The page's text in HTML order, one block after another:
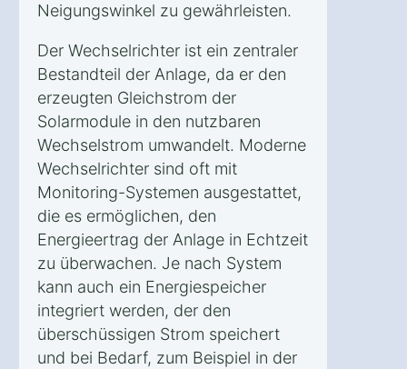
Neigungswinkel zu gewährleisten.
Der Wechselrichter ist ein zentraler
Bestandteil der Anlage, da er den
erzeugten Gleichstrom der
Solarmodule in den nutzbaren
Wechselstrom umwandelt. Moderne
Wechselrichter sind oft mit
Monitoring-Systemen ausgestattet,
die es ermöglichen, den
Energieertrag der Anlage in Echtzeit
zu überwachen. Je nach System
kann auch ein Energiespeicher
integriert werden, der den
überschüssigen Strom speichert
und bei Bedarf, zum Beispiel in der